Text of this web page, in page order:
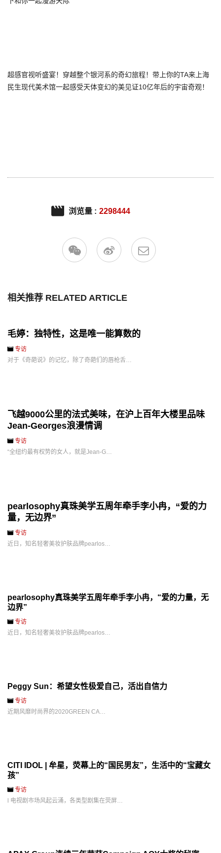
超感官视听盛宴！穿越整个银河系的奇幻旅程！带上你的TA来上海
民生现代美术馆一起感受天体变幻的美见证10亿年后的宇宙奇观！
浏览量 : 2298444
相关推荐 RELATED ARTICLE
毛婷：独特性，这是唯一能算数的
专访
对于《奇葩说》的记忆，除了奇葩们的唇枪舌…
飞越9000公里的法式美味，在沪上百年大楼里品味
Jean-Georges浪漫情调
专访
“全纽约最有权势的女人，就是Jean-G…
pearlosophy真珠美学五周年牵手李小冉，“爱的力
量，无边界”
专访
近日，知名轻奢美妆护肤品牌pearlos…
pearlosophy真珠美学五周年牵手李小冉，“爱的力量，无
边界”
专访
近日，知名轻奢美妆护肤品牌pearlos…
Peggy Sun：希望女性极爱自己，活出自信力
专访
近期风靡时尚界的2020GREEN CA…
CITI IDOL | 牟星，荧幕上的“国民男友”，生活中的“宝藏女
孩”
专访
l 电视剧市场风起云涌，各类型剧集在荧屏…